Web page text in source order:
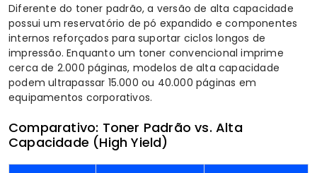
Diferente do toner padrão, a versão de alta capacidade
possui um reservatório de pó expandido e componentes
internos reforçados para suportar ciclos longos de
impressão. Enquanto um toner convencional imprime
cerca de 2.000 páginas, modelos de alta capacidade
podem ultrapassar 15.000 ou 40.000 páginas em
equipamentos corporativos.
Comparativo: Toner Padrão vs. Alta
Capacidade (High Yield)